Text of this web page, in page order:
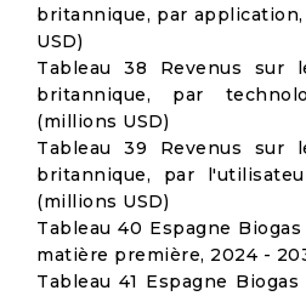
britannique, par
USD)
Tableau 38 Revenus sur
britannique, par
(millions USD)
Tableau 39 Revenus sur
britannique, par
(millions USD)
Tableau 40 Espagne
matière première, 2024 -
Tableau 41 Espagne